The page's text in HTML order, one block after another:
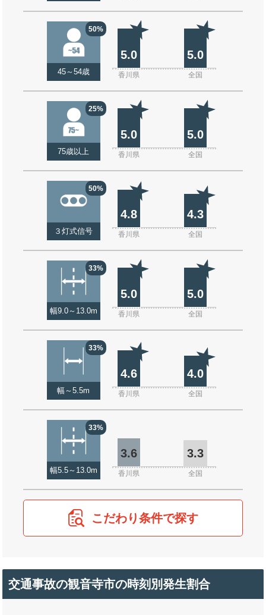
50%
45～54歳
5.0 5.0
香川県 全国
25%
75歳以上
5.0 5.0
香川県 全国
50%
３灯式信号
4.8 4.3
香川県 全国
33%
幅9.0～13.0m
5.0 5.0
香川県 全国
33%
幅～5.5m
4.6 4.0
香川県 全国
33%
幅5.5～13.0m
3.6 3.3
香川県 全国
こだわり条件で探す
交通事故の観音寺市の時刻別発生割合